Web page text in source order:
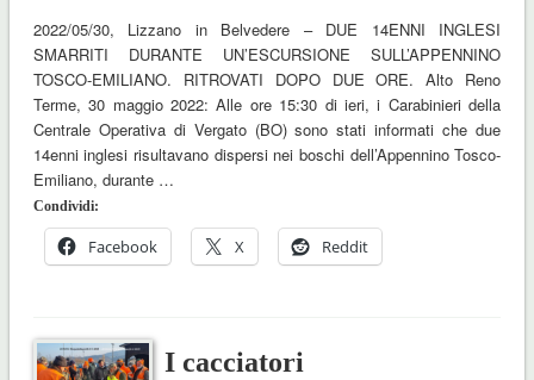
2022/05/30, Lizzano in Belvedere – DUE 14ENNI INGLESI
SMARRITI DURANTE UN’ESCURSIONE SULL’APPENNINO
TOSCO-EMILIANO. RITROVATI DOPO DUE ORE. Alto Reno
Terme, 30 maggio 2022: Alle ore 15:30 di ieri, i Carabinieri della
Centrale Operativa di Vergato (BO) sono stati informati che due
14enni inglesi risultavano dispersi nei boschi dell’Appennino Tosco-
Emiliano, durante …
Condividi:
Facebook X Reddit
I cacciatori